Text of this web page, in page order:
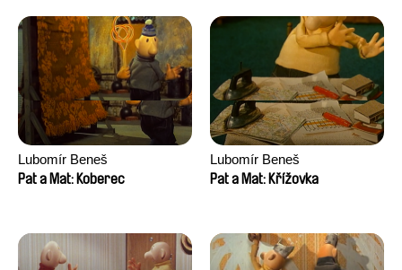
Lubomír Beneš
Pat a Mat: Koberec
Lubomír Beneš
Pat a Mat: Křížovka